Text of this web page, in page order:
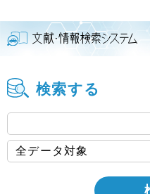
検索する